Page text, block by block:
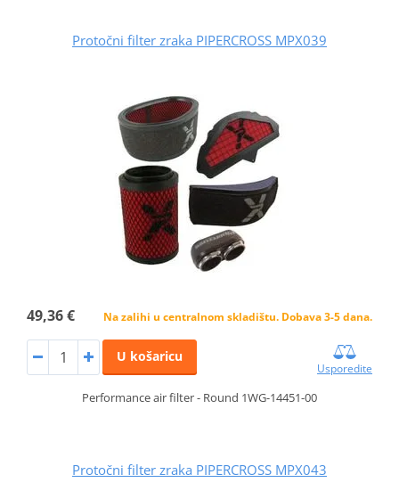
Protočni filter zraka PIPERCROSS MPX039
49,36 € Na zalihi u centralnom skladištu. Dobava 3-5 dana.
U košaricu
Usporedite
Performance air filter - Round 1WG-14451-00
Protočni filter zraka PIPERCROSS MPX043